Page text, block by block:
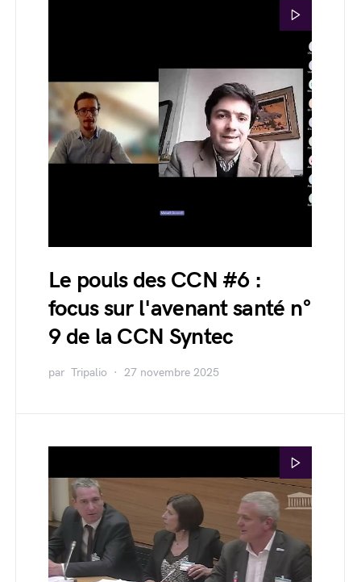
Le pouls des CCN #6 :
focus sur l'avenant santé n°
9 de la CCN Syntec
par Tripalio 27 novembre 2025